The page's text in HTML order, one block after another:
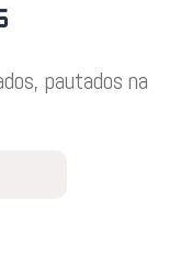
pautados na